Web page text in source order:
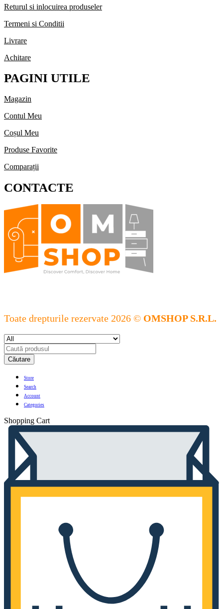
Returul si inlocuirea produseler
Termeni si Conditii
Livrare
Achitare
PAGINI UTILE
Magazin
Contul Meu
Coșul Meu
Produse Favorite
Comparații
CONTACTE
Toate drepturile rezervate 2026 © OMSHOP S.R.L.
Căutare
Store
Search
Account
Categories
Shopping Cart